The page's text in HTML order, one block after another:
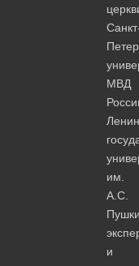
МВД
им.
А.С.
и